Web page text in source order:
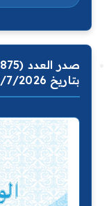
بتاريخ 27/7/2026